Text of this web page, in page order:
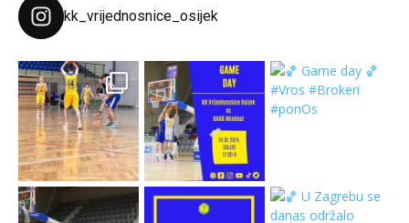
kk_vrijednosnice_osijek